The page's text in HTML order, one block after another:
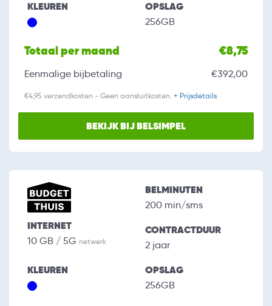
KLEUREN OPSLAG
256GB
Totaal per maand €8,75
Eenmalige bijbetaling €392,00
€4,95 verzendkosten - Geen aansluitkosten. + Prijsdetails
BEKIJK BIJ BELSIMPEL
INTERNET
10 GB / 5G netwerk
BELMINUTEN
200 min/sms
CONTRACTDUUR
2 jaar
KLEUREN OPSLAG
256GB